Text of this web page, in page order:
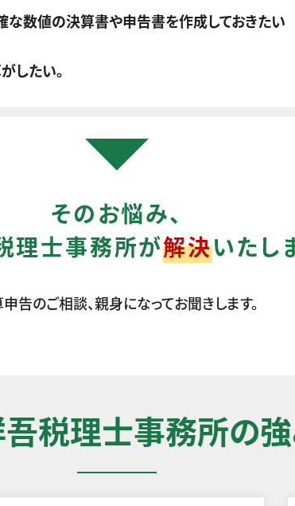
な数値の決算書や申告書を作成しておきたい
したい。
そのお悩み、
理士事務所が解決いたし
告のご相談、親身になってお聞きします。
税理士事務所の